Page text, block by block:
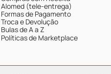
Alomed (tele-entrega)
Formas de Pagamento
Troca e Devolução
Bulas de A a Z
Políticas de Marketplace